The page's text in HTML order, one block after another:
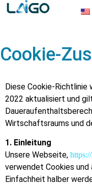
Cookie-
Diese Cookie-
2022 aktualisiert und
Wirtschaftsraums und
1. Einleitung
Unsere Webseite,
verwendet Cookies und
Einfachheit halber